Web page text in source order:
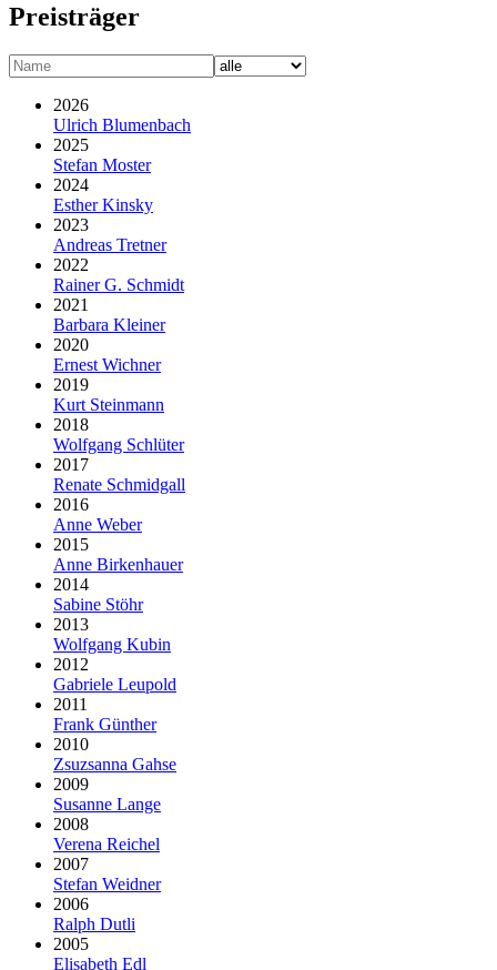
Preisträger
2026
Ulrich Blumenbach
2025
Stefan Moster
2024
Esther Kinsky
2023
Andreas Tretner
2022
Rainer G. Schmidt
2021
Barbara Kleiner
2020
Ernest Wichner
2019
Kurt Steinmann
2018
Wolfgang Schlüter
2017
Renate Schmidgall
2016
Anne Weber
2015
Anne Birkenhauer
2014
Sabine Stöhr
2013
Wolfgang Kubin
2012
Gabriele Leupold
2011
Frank Günther
2010
Zsuzsanna Gahse
2009
Susanne Lange
2008
Verena Reichel
2007
Stefan Weidner
2006
Ralph Dutli
2005
Elisabeth Edl